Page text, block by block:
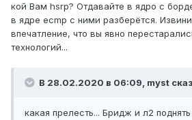
кой Вам hsrp? Отдавайте в ядро с
в ядре ecmp с ними разберётся.
впечатление, что вы явно
технологий...
В 28.02.2020 в 06:09, myst
какая прелесть... Бридж и л2